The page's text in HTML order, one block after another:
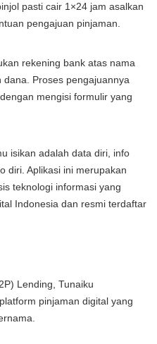
pasti cair 1×24 jam asalkan
pengajuan pinjaman.
rekening bank atas nama
Proses pengajuannya
mengisi formulir yang
isikan adalah data diri, info
diri. Aplikasi ini merupakan
teknologi informasi yang
Indonesia dan resmi terdaftar
Lending, Tunaiku
pinjaman digital yang